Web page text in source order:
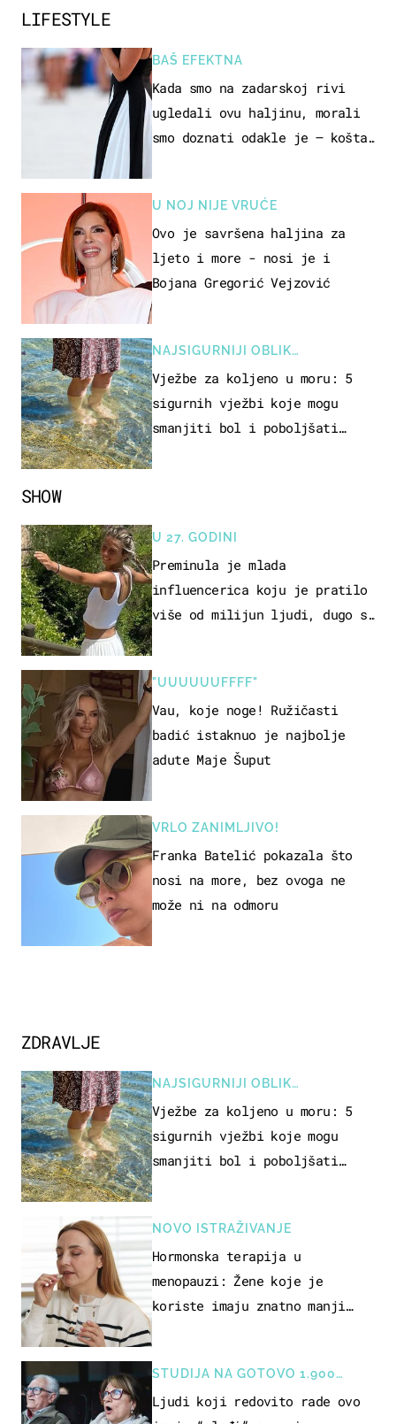
SHOW
U 27. GODINI
Preminula je mlada
influencerica koju je pratilo
više od milijun ljudi, dugo se
"UUUUUUFFFF"
Vau, koje noge! Ružičasti
badić istaknuo je najbolje
adute Maje Šuput
VRLO ZANIMLJIVO!
Franka Batelić pokazala što
nosi na more, bez ovoga ne
može ni na odmoru
ZDRAVLJE
NAJSIGURNIJI OBLIK
REKREACIJE
Vježbe za koljeno u moru: 5
sigurnih vježbi koje mogu
smanjiti bol i poboljšati
NOVO ISTRAŽIVANJE
Hormonska terapija u
menopauzi: Žene koje je
koriste imaju znatno manji
STUDIJA NA GOTOVO 1.900
OSOBA
Ljudi koji redovito rade ovo
LIFESTYLE
BAŠ EFEKTNA
Kada smo na zadarskoj rivi
ugledali ovu haljinu, morali
smo doznati odakle je – košta
U NOJ NIJE VRUĆE
Ovo je savršena haljina za
ljeto i more - nosi je i
Bojana Gregorić Vejzović
NAJSIGURNIJI OBLIK
REKREACIJE
Vježbe za koljeno u moru: 5
sigurnih vježbi koje mogu
smanjiti bol i poboljšati